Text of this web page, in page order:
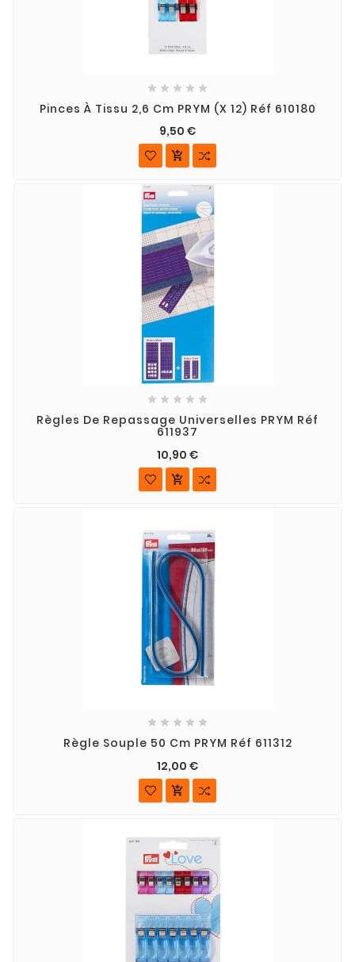
    
Pinces À Tissu 2,6 Cm PRYM (x 12) Réf 610180
9,50 €

    
Règles De Repassage Universelles PRYM Réf
611937
10,90 €

    
Règle Souple 50 Cm PRYM Réf 611312
12,00 €
